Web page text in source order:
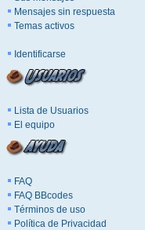
Mensajes sin respuesta
Temas activos
Identificarse
Lista de Usuarios
El equipo
FAQ
FAQ BBcodes
Términos de uso
Política de Privacidad